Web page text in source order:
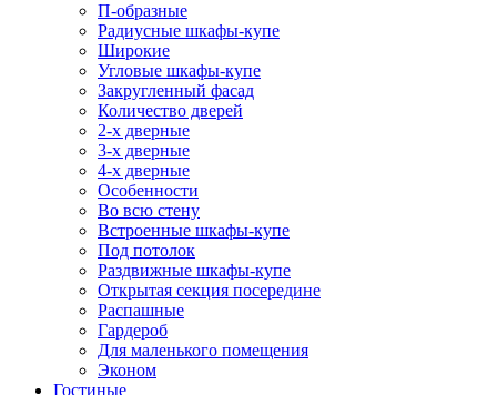
П-образные
Радиусные шкафы-купе
Широкие
Угловые шкафы-купе
Закругленный фасад
Количество дверей
2-х дверные
3-х дверные
4-х дверные
Особенности
Во всю стену
Встроенные шкафы-купе
Под потолок
Раздвижные шкафы-купе
Открытая секция посередине
Распашные
Гардероб
Для маленького помещения
Эконом
Гостиные